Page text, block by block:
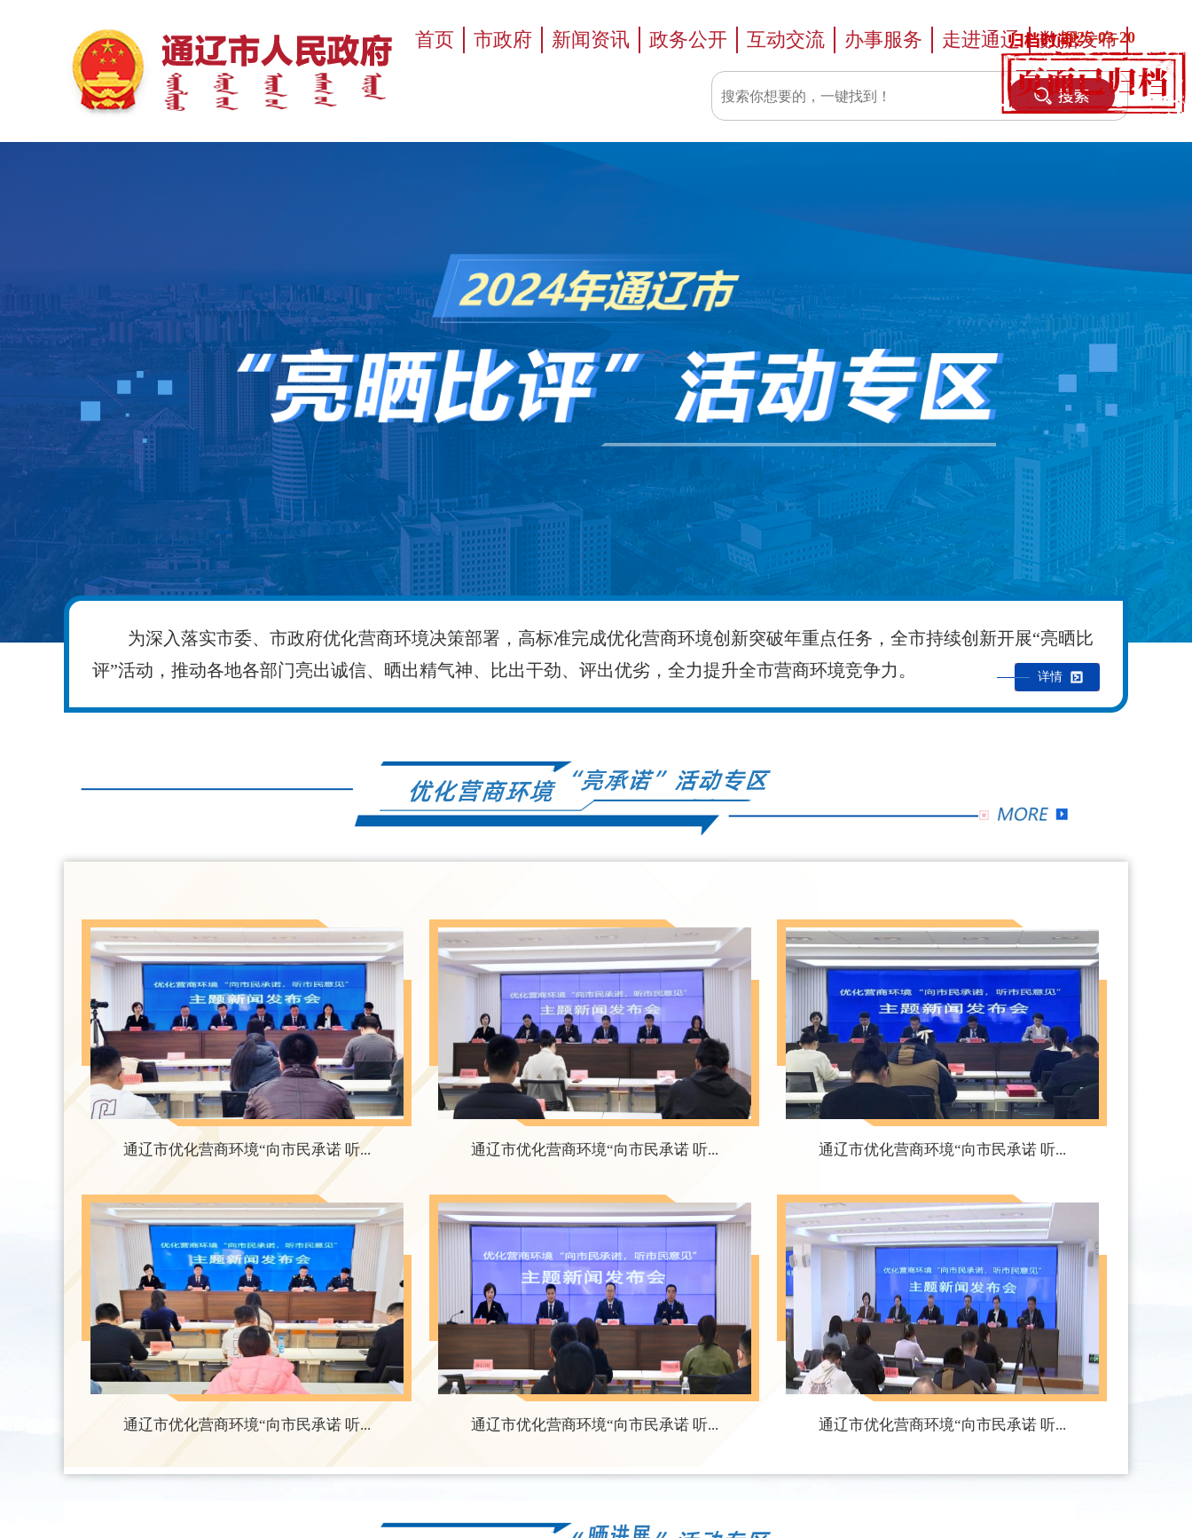
首页 市政府 新闻资讯 政务公开 互动交流 办事服务 走进通辽 数据发布
2025-03-20
为深入落实市委、市政府优化营商环境决策部署，高标准完成优化营商环境创新突破年重点任务，全市持续创新开展“亮晒比
评”活动，推动各地各部门亮出诚信、晒出精气神、比出干劲、评出优劣，全力提升全市营商环境竞争力。
详情
通辽市优化营商环境“向市民承诺 听... 通辽市优化营商环境“向市民承诺 听... 通辽市优化营商环境“向市民承诺 听...
通辽市优化营商环境“向市民承诺 听... 通辽市优化营商环境“向市民承诺 听... 通辽市优化营商环境“向市民承诺 听...